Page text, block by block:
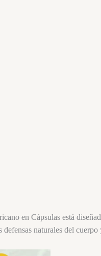
en Cápsulas está
naturales del